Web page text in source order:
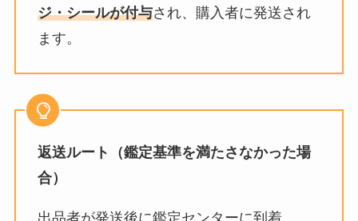
ジ・シールが付与され、購入者に発送され
ます。
返送ルート（鑑定基準を満たさなかった場
合）